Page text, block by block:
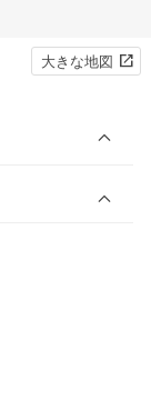
大きな地図